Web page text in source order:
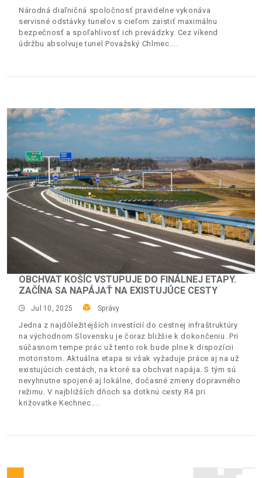
Národná diaľničná spoločnosť pravidelne vykonáva
servisné odstávky tunelov s cieľom zaistiť maximálnu
bezpečnosť a spoľahlivosť ich prevádzky. Cez víkend
údržbu absolvuje tunel Považský Chlmec.
OBCHVAT KOŠÍC VSTUPUJE DO FINÁLNEJ ETAPY.
ZAČÍNA SA NAPÁJAŤ NA EXISTUJÚCE CESTY
Jul 10, 2025 Správy
Jedna z najdôležitejších investícií do cestnej infraštruktúry
na východnom Slovensku je čoraz bližšie k dokončeniu. Pri
súčasnom tempe prác už tento rok bude plne k dispozícii
motoristom. Aktuálna etapa si však vyžaduje práce aj na už
existujúcich cestách, na ktoré sa obchvat napája. S tým sú
nevyhnutne spojené aj lokálne, dočasné zmeny dopravného
režimu. V najbližších dňoch sa dotknú cesty R4 pri
križovatke Kechnec.